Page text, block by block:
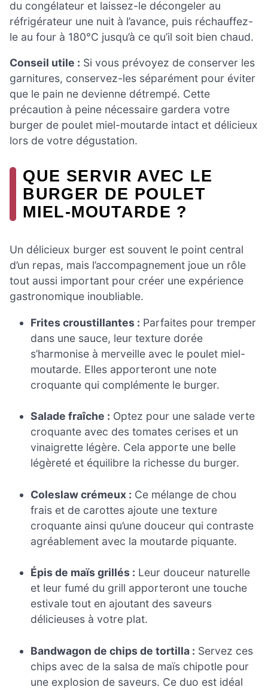
du congélateur et laissez-le décongeler au
réfrigérateur une nuit à l’avance, puis réchauffez-
le au four à 180°C jusqu’à ce qu’il soit bien chaud.
Conseil utile : Si vous prévoyez de conserver les
garnitures, conservez-les séparément pour éviter
que le pain ne devienne détrempé. Cette
précaution à peine nécessaire gardera votre
burger de poulet miel-moutarde intact et délicieux
lors de votre dégustation.
QUE SERVIR AVEC LE
BURGER DE POULET
MIEL-MOUTARDE ?
Un délicieux burger est souvent le point central
d’un repas, mais l’accompagnement joue un rôle
tout aussi important pour créer une expérience
gastronomique inoubliable.
Frites croustillantes : Parfaites pour tremper
dans une sauce, leur texture dorée
s’harmonise à merveille avec le poulet miel-
moutarde. Elles apporteront une note
croquante qui complémente le burger.
Salade fraîche : Optez pour une salade verte
croquante avec des tomates cerises et un
vinaigrette légère. Cela apporte une belle
légèreté et équilibre la richesse du burger.
Coleslaw crémeux : Ce mélange de chou
frais et de carottes ajoute une texture
croquante ainsi qu’une douceur qui contraste
agréablement avec la moutarde piquante.
Épis de maïs grillés : Leur douceur naturelle
et leur fumé du grill apporteront une touche
estivale tout en ajoutant des saveurs
délicieuses à votre plat.
Bandwagon de chips de tortilla : Servez ces
chips avec de la salsa de maïs chipotle pour
une explosion de saveurs. Ce duo est idéal